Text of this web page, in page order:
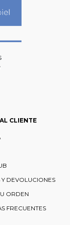
CLIENTE
Y DEVOLUCIONES
ORDEN
FRECUENTES